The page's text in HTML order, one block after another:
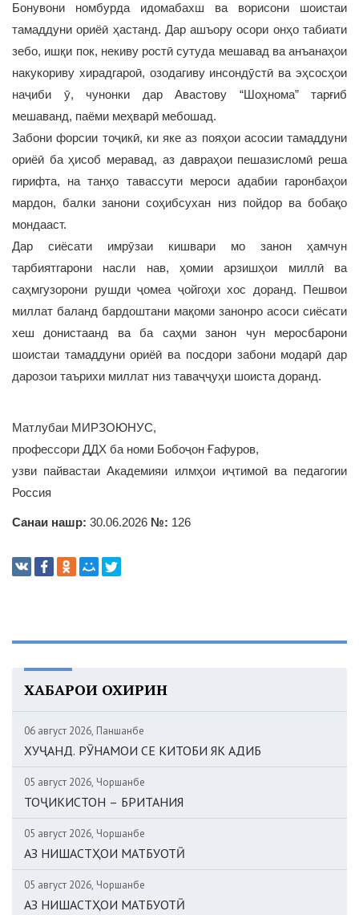
Бонувони номбурда идомабахш ва ворисони шоистаи
тамаддуни ориёӣ ҳастанд. Дар ашъору осори онҳо табиати
зебо, ишқи пок, некиву ростӣ сутуда мешавад ва анъанаҳои
накукориву хирадгароӣ, озодагиву инсондӯстӣ ва эҳсосҳои
наҷиби ӯ, чунонки дар Авастову “Шоҳнома” тарғиб
мешаванд, паёми меҳварӣ мебошад.
Забони форсии тоҷикӣ, ки яке аз пояҳои асосии тамаддуни
ориёӣ ба ҳисоб меравад, аз давраҳои пешазисломӣ реша
гирифта, на танҳо тавассути мероси адабии гаронбаҳои
мардон, балки занони соҳибсухан низ пойдор ва бобақо
мондааст.
Дар сиёсати имрӯзаи кишвари мо занон ҳамчун
тарбиятгарони насли нав, ҳомии арзишҳои миллӣ ва
саҳмгузорони рушди ҷомеа ҷойгоҳи хос доранд. Пешвои
миллат баланд бардоштани мақоми занонро асоси сиёсати
хеш донистаанд ва ба саҳми занон чун меросбарони
шоистаи тамаддуни ориёӣ ва посдори забони модарӣ дар
дарозои таърихи миллат низ таваҷҷуҳи шоиста доранд.
Матлубаи МИРЗОЮНУС,
профессори ДДХ ба номи Бобоҷон Ғафуров,
узви пайвастаи Академияи илмҳои иҷтимоӣ ва педагогии
Россия
Санаи нашр: 30.06.2026 №: 126
ХАБАРҲОИ ОХИРИН
06 август 2026, Панҷшанбе
ХУҶАНД. РӮНАМОИ СЕ КИТОБИ ЯК АДИБ
05 август 2026, Чоршанбе
ТОҶИКИСТОН – БРИТАНИЯ
05 август 2026, Чоршанбе
АЗ НИШАСТҲОИ МАТБУОТӢ
05 август 2026, Чоршанбе
АЗ НИШАСТҲОИ МАТБУОТӢ